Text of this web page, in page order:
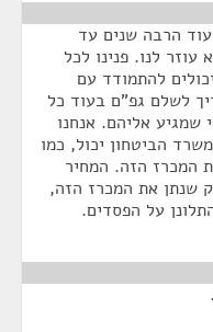
הרבה שנים עד
לנו. פנינו לכל
להתמודד עם
לשלם גפ"ם בעוד כל
שמגיע אליהם. אנחנו
הביטחון יכול, כמו
המכרז הזה. המחיר
שנתן את המכרז הזה,
על הפסדים.